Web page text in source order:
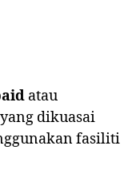
atau
dikuasai
fasiliti